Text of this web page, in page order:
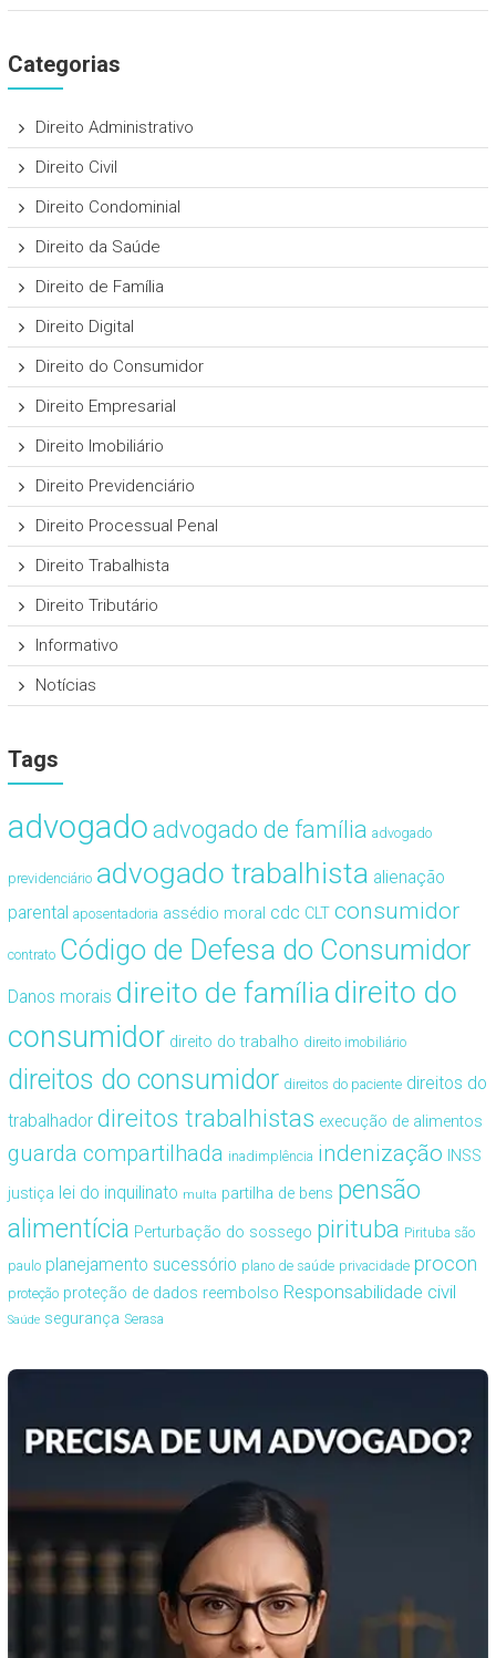
Categorias
Direito Administrativo
Direito Civil
Direito Condominial
Direito da Saúde
Direito de Família
Direito Digital
Direito do Consumidor
Direito Empresarial
Direito Imobiliário
Direito Previdenciário
Direito Processual Penal
Direito Trabalhista
Direito Tributário
Informativo
Notícias
Tags
advogado advogado de família advogado
previdenciário advogado trabalhista alienação
parental aposentadoria assédio moral cdc CLT consumidor
contrato Código de Defesa do Consumidor
Danos morais direito de famíliadireito do
consumidor direito do trabalho direito imobiliário
direitos do consumidor direitos do paciente direitos do
trabalhador direitos trabalhistas execução de alimentos
guarda compartilhada inadimplência indenização INSS
justiça lei do inquilinato multa partilha de bens pensão
alimentícia Perturbação do sossego pirituba Pirituba são
paulo planejamento sucessório plano de saúde privacidade procon
proteção proteção de dados reembolso Responsabilidade civil
Saúde segurança Serasa